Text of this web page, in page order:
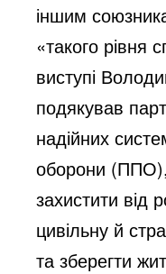
іншим
«такого рівня
виступі
подякував
надійних
оборони
захистити від
цивільну й
та зберегти